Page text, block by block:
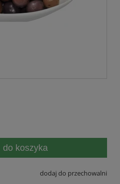
do koszyka
dodaj do przechowalni